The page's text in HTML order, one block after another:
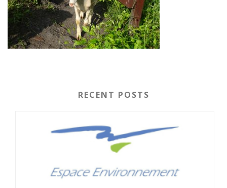
RECENT POSTS